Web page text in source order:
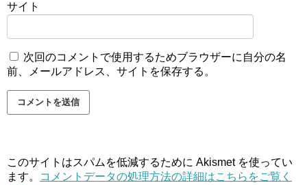
サイト
次回のコメントで使用するためブラウザーに自分の名
前、メールアドレス、サイトを保存する。
このサイトはスパムを低減するために Akismet を使ってい
ます。
コメントデータの処理方法の詳細はこちらをご覧く